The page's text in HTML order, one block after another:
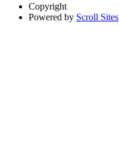
Copyright
Powered by Scroll Sites